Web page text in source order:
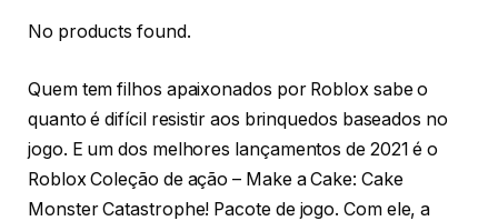
No products found.
Quem tem filhos apaixonados por Roblox sabe o
quanto é difícil resistir aos brinquedos baseados no
jogo. E um dos melhores lançamentos de 2021 é o
Roblox Coleção de ação – Make a Cake: Cake
Monster Catastrophe! Pacote de jogo. Com ele, a